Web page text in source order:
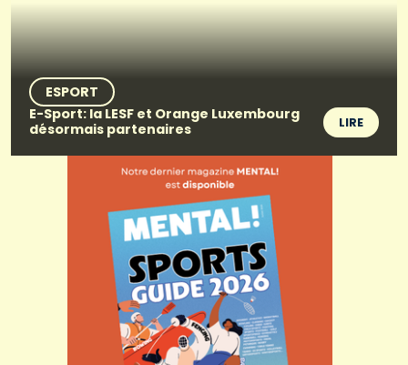
ESPORT
E-Sport: la LESF et Orange Luxembourg
désormais partenaires
LIRE